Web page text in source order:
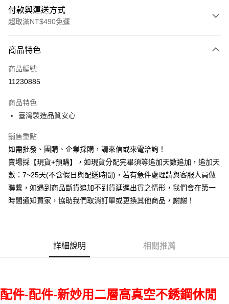
付款與運送方式
超取滿NT$490免運
信用卡一次付款
信用卡分期付款
合作金庫商業銀行
華南商業銀行
國泰世華商業銀行
臺灣中小企業銀行
台中商業銀行
匯豐（台灣）商業銀行
華泰商業銀行
聯邦商業銀行
遠東國際商業銀行
元大商業銀行
永豐商業銀行
台新國際商業銀行
中國信託商業銀行
6 期 0 利率 每期
華南商業銀行
上海商業儲蓄銀行
台北富邦商業銀行
國泰世華商業銀行
兆豐國際商業銀行
臺灣中小企業銀行
台中商業銀行
匯豐（台灣）商業銀行
華泰商業銀行
聯邦商業銀行
遠東國際商業銀行
元大商業銀行
永豐商業銀行
12 期 0 利率 每期
合作金庫商業銀行
華南商業銀行
彰化商業銀行
上海商業儲蓄銀行
台北富邦商業銀行
國泰世華商業銀行
兆豐國際商業銀行
臺灣中小企業銀行
台中商業銀行
匯豐（台灣）商業銀行
華泰商業銀行
聯邦商業銀行
遠東國際商業銀行
台灣樂天信用卡公司
超商取貨付款
LINE Pay
Apple Pay
街口支付
AFTEE先享後付是「在收到商品之後才付款」的支付方式。 讓您購物簡單
便利好安心！
ATM付款
商品特色
商品編號
11230885
商品特色
臺灣製造品質安心
銷售重點
如需批發、團購、企業採購，請來信或來電洽詢！
賣場採【現貨+預購】，如現貨分配完畢須等追加天數追加，追加天
數：7~25天(不含假日與配送時間)，若有急件處理請與客服人員做
聯繫，如遇到商品斷貨追加不到貨延遲出貨之情形，我們會在第一
時間通知買家，協助我們取消訂單或更換其他商品，謝謝！
詳細說明 相關推薦
配件-配件-新妙用二層高真空不銹鋼休閒